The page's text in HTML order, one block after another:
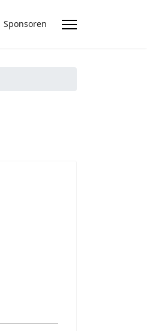
Sponsoren